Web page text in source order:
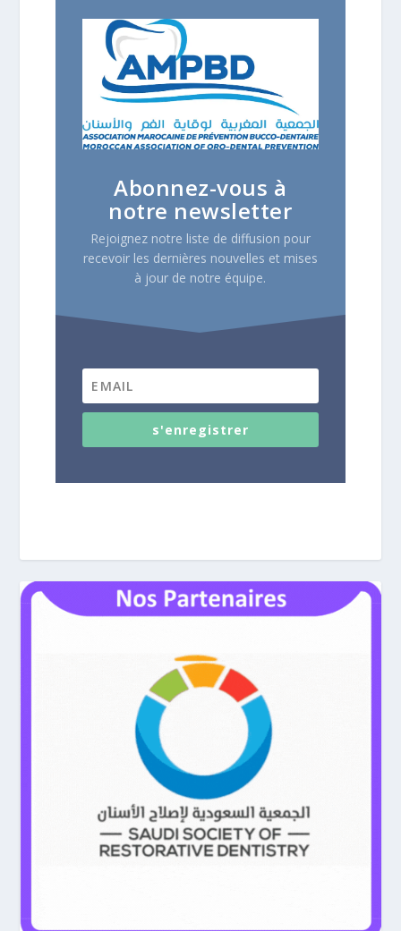
Abonnez-vous à
notre newsletter
Rejoignez notre liste de diffusion pour
recevoir les dernières nouvelles et mises
à jour de notre équipe.
s'enregistrer